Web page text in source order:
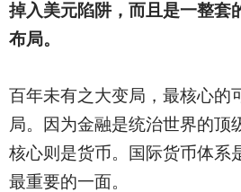
掉入美元陷阱，而且是一整套
布局。
百年未有之大变局，最核心的
局。因为金融是统治世界的顶
核心则是货币。国际货币体系
最重要的一面。